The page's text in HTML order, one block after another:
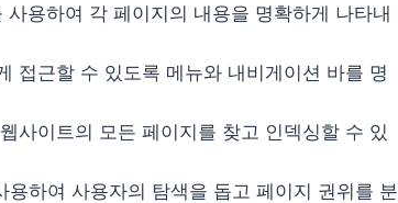
용하여 각 페이지의 내용을 명확하게 나타내
접근할 수 있도록 메뉴와 내비게이션 바를 명
사이트의 모든 페이지를 찾고 인덱싱할 수 있
하여 사용자의 탐색을 돕고 페이지 권위를 분